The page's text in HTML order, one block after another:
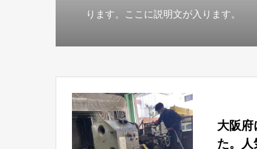
ります。ここに説明文が入ります。
大阪府
た。人